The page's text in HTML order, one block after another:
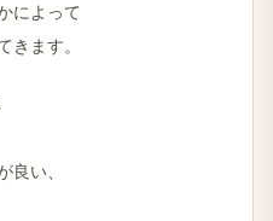
に​よって
きます。
良い、